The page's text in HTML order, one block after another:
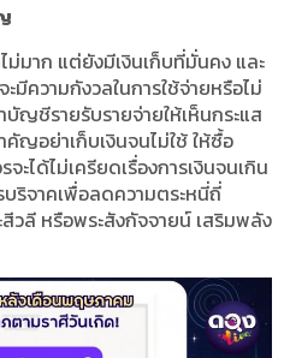
ม่มาก แต่ยังมีเงินเก็บที่มั่นคง และ
มีความกังวลในการใช้จ่ายหรือไม่
ญชีรายรับรายจ่ายให้เห็นกระแส
คัญอย่าเก็บเงินจนไม่ใช้ ให้ซื้อ
ะได้ไม่เครียดเรื่องการเงินจนเกิน
ริจาคเพื่อลดความตระหนี่ถี่
วลี หรือพระสังกัจจายน์ เสริมพลัง